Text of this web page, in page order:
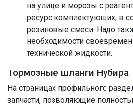
на улице и морозы с
ресурс комплектующих, в
резиновые смеси. Надо
необходимости
технической жидкости.
Тормозные шланги Нубира
На страницах профильного
запчасти, позволяющие